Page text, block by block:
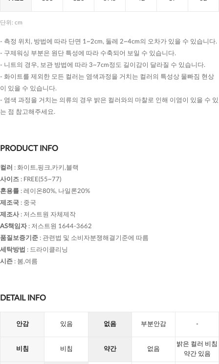
단위: cm
- 측정 위치, 방법에 따라 단면 1~2cm, 둘레 2~4cm의 오차가 있을 수 있습니다.
- 구제워싱 부분은 원단 특성에 따라 수축되어 보일 수 있습니다.
- 니트의 경우, 보관 방법에 따라 3~7cm정도 길이감이 달라질 수 있습니다.
- 화이트를 제외한 모든 컬러는 염색과정을 거치는 컬러의 특성상 물빠짐 현상
이 있을 수 있습니다.
- 염색 과정을 거치는 의류의 경우 밝은 컬러와의 마찰로 인해 이염이 있을 수 있
는 점 참고해주세요.
PRODUCT INFO
컬러 : 화이트,핑크,카키,블랙
사이즈 : FREE(55~77)
혼용률 : 레이온80%, 나일론20%
제조국 : 중국
제조사: 저스트원 자체제작
AS책임자: 저스트원 1644-3662
품질보증기준 : 관련법 및 소비자분쟁해결기준에 따름
세탁방법 : 드라이클리닝
시즌 : 봄,여름
DETAIL INFO
안감 있음 없음 부분안감 -
비침 비침 약간 없음
밝은 컬러 비침
약간 있음